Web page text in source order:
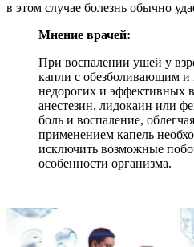
в этом случае болезнь обычно
Мнение врачей:
При воспалении ушей у
капли с обезболивающим и
недорогих и эффективных
анестезин, лидокаин или
боль и воспаление,
применением капель
исключить возможные
особенности организма.